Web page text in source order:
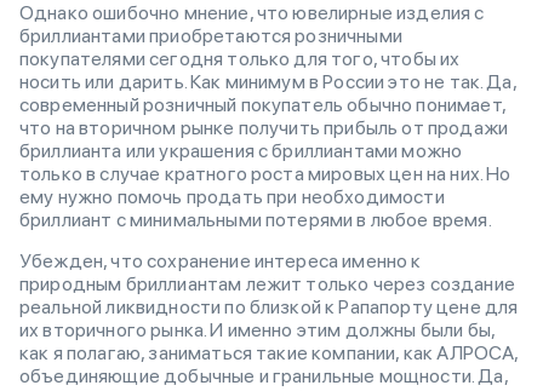
Однако ошибочно мнение, что ювелирные изделия с
бриллиантами приобретаются розничными
покупателями сегодня только для того, чтобы их
носить или дарить. Как минимум в России это не так. Да,
современный розничный покупатель обычно понимает,
что на вторичном рынке получить прибыль от продажи
бриллианта или украшения с бриллиантами можно
только в случае кратного роста мировых цен на них. Но
ему нужно помочь продать при необходимости
бриллиант с минимальными потерями в любое время.
Убежден, что сохранение интереса именно к
природным бриллиантам лежит только через создание
реальной ликвидности по близкой к Рапапорту цене для
их вторичного рынка. И именно этим должны были бы,
как я полагаю, заниматься такие компании, как АЛРОСА,
объединяющие добычные и гранильные мощности. Да,